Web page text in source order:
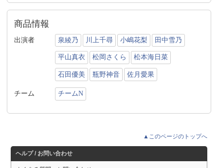
商品情報
出演者 泉綾乃 川上千尋 小嶋花梨 田中雪乃
平山真衣 松岡さくら 松本海日菜
石田優美 瓶野神音 佐月愛果
チーム チームN
▲このページのトップへ
ヘルプ / お問い合わせ